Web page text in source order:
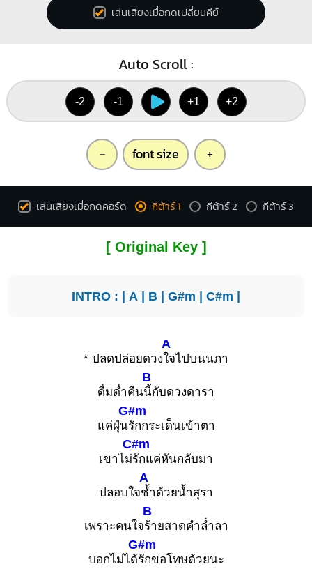
เล่นเสียงเมื่อกดเปลี่ยนคีย์
Auto Scroll :
-2 -1 +1 +2
- font size +
เล่นเสียงเมื่อกดคอร์ด กีต้าร์ 1 กีต้าร์ 2 กีต้าร์ 3
[ Original Key ]
INTRO : | A | B | G#m | C#m |
* ปลดปล่อยดวง
A
ใจไปบนนภา
ดื่มด่ำคืน
B
นี้กับดวงดารา
แค่ฝุ่น
G#m
รักกระเด็นเข้าตา
เขาไม่
C#m
รักแค่หันกลับมา
ปลอบใจ
A
ช้ำด้วยน้ำสุรา
เพราะคนใจ
B
ร้ายสาดคำล่ำลา
บอกไม่ได้
G#m
รักขอโทษด้วยนะ